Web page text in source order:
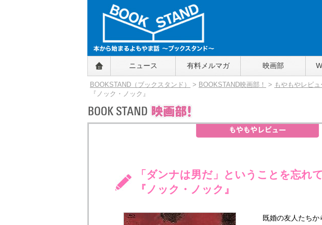
BOOKSTAND（ブックスタンド）
～本から始まるよもやま話～
BOOKSTAND（ブ
ックスタンド）
ニュース 有料メルマガ 映画部
BOOKSTAND（ブックスタンド） > BOOKSTAND映画部！ > もやもやレビュ
『ノック・ノック』
「ダンナは男だ」ということを忘れ
『ノック・ノック』
既婚の友人たちか